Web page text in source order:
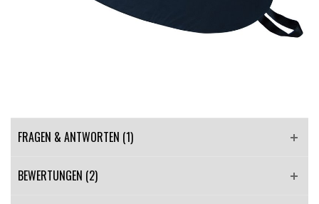
FRAGEN & ANTWORTEN (1)
BEWERTUNGEN (2)